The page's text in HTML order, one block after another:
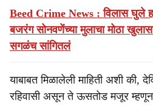
Beed Crime News : विलास घुले
बजरंग सोनवणेंच्या मुलाचा मोठा
सगळंच सांगितलं
याबाबत मिळालेली माहिती अशी की,
रहिवासी असून ते ऊसतोड मजूर म्हणून